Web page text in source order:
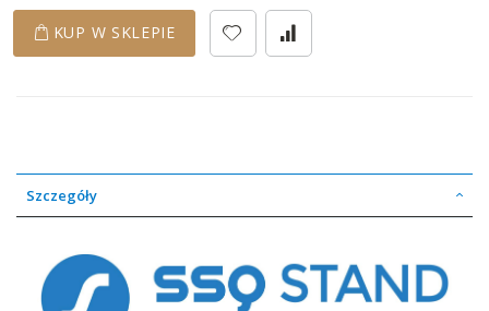
KUP W SKLEPIE
Szczegóły